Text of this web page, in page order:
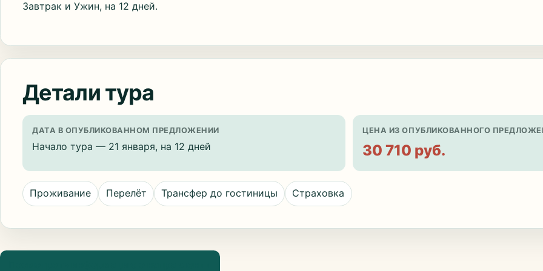
Завтрак и Ужин, на 12 дней.
Детали тура
ДАТА В ОПУБЛИКОВАННОМ ПРЕДЛОЖЕНИИ
Начало тура — 21 января, на 12 дней
ЦЕНА ИЗ ОПУБЛИКОВАННОГО
30 710 руб.
Проживание Перелёт Трансфер до гостиницы Страховка